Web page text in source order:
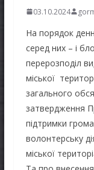
03.10.2024
На порядок
серед них – і
перерозподіл
міської
загального
затвердження
підтримки
волонтерську
міської